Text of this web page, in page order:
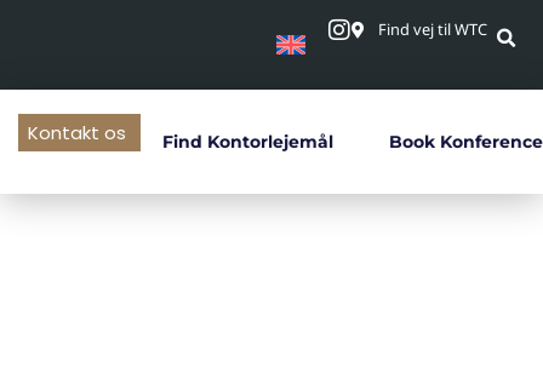
Find vej til WTC
Find Kontorlejemål Book Konference
Kontakt os